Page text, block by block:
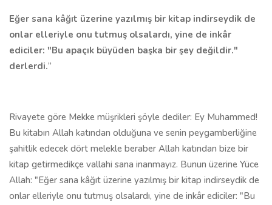
Eğer sana kâğıt üzerine yazılmış bir kitap indirseydik de
onlar elleriyle onu tutmuş olsalardı, yine de inkâr
ediciler: "Bu apaçık büyüden başka bir şey değildir."
derlerdi.”
Rivayete göre Mekke müşrikleri şöyle dediler: Ey Muhammed!
Bu kitabın Allah katından olduğuna ve senin peygamberliğine
şahitlik edecek dört melekle beraber Allah katından bize bir
kitap getirmedikçe vallahi sana inanmayız. Bunun üzerine Yüce
Allah: "Eğer sana kâğıt üzerine yazılmış bir kitap indirseydik de
onlar elleriyle onu tutmuş olsalardı, yine de inkâr edi­ciler: "Bu